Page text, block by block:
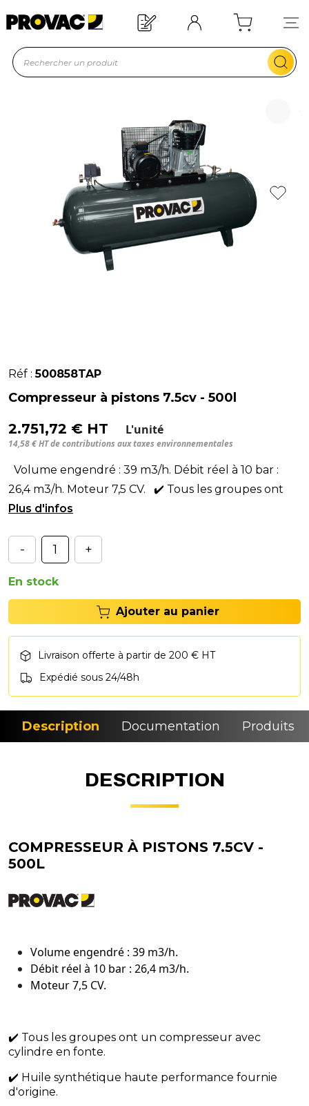
Offre de bienvenue : 20€ offerts !
En savoir plus
Réf :500858TAP
Compresseur à pistons 7.5cv - 500l
2.751,72 € HT L'unité
14,58 € HT de contributions aux taxes environnementales
Volume engendré : 39 m3/h. Débit réel à 10 bar :
26,4 m3/h. Moteur 7,5 CV. ✔️ Tous les groupes ont
un compresseur avec
- +
En stock
Ajouter au panier
Livraison offerte à partir de 200 € HT
Expédié sous 24/48h
Description Documentation Produits
DESCRIPTION
COMPRESSEUR À PISTONS 7.5CV -
500L
Volume engendré : 39 m3/h.
Débit réel à 10 bar : 26,4 m3/h.
Moteur 7,5 CV.
✔️ Tous les groupes ont un compresseur avec
cylindre en fonte.
✔️ Huile synthétique haute performance fournie
d'origine.